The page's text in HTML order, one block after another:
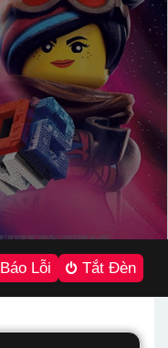
Báo Lỗi Tắt Đèn